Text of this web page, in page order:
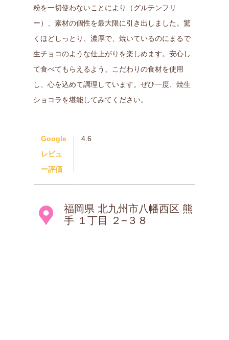
粉を一切使わないことにより（グルテンフリ
ー）、素材の個性を最大限に引き出しました。驚
くほどしっとり、濃厚で、焼いているのにまるで
生チョコのような仕上がりを楽しめます。安心し
て食べてもらえるよう、こだわりの食材を使用
し、心を込めて調理しています。ぜひ一度、焼生
ショコラを堪能してみてください。
Google
レビュ
ー評価
4.6
福岡県 北九州市八幡西区 熊
手 １丁目 ２−３８